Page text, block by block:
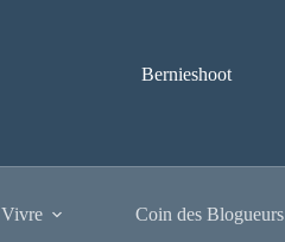
Bernieshoot
Coin des Blogueurs